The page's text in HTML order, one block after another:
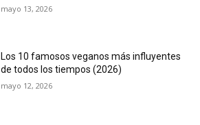
mayo 13, 2026
Los 10 famosos veganos más influyentes
de todos los tiempos (2026)
mayo 12, 2026